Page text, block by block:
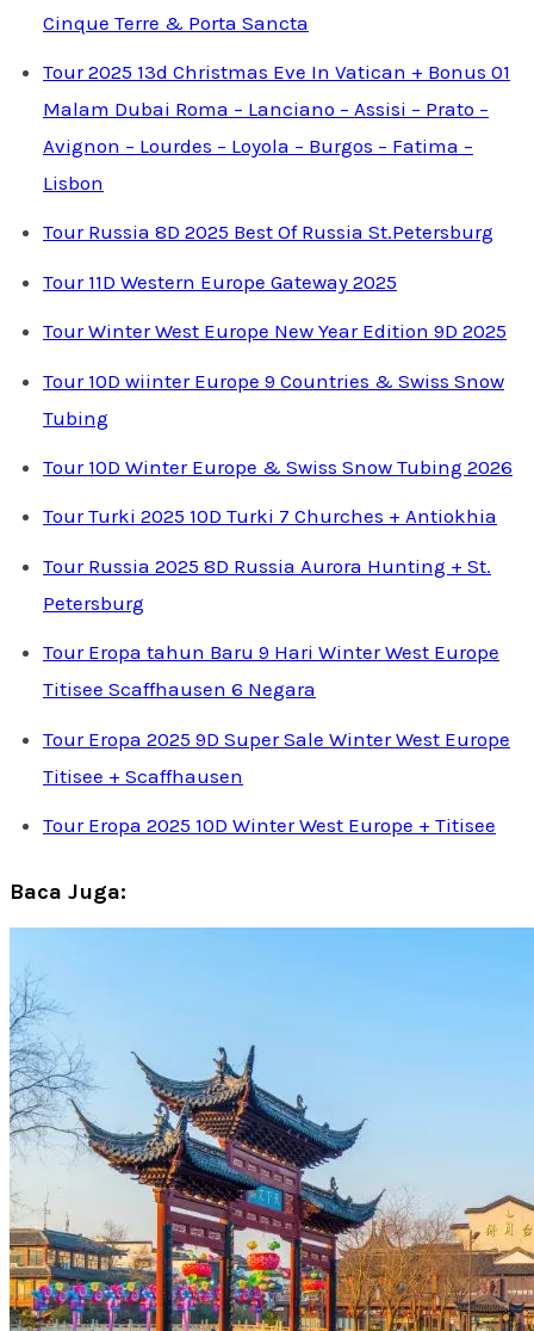
Cinque Terre & Porta Sancta
Tour 2025 13d Christmas Eve In Vatican + Bonus 01
Malam Dubai Roma – Lanciano – Assisi – Prato –
Avignon – Lourdes – Loyola – Burgos – Fatima –
Lisbon
Tour Russia 8D 2025 Best Of Russia St.Petersburg
Tour 11D Western Europe Gateway 2025
Tour Winter West Europe New Year Edition 9D 2025
Tour 10D wiinter Europe 9 Countries & Swiss Snow
Tubing
Tour 10D Winter Europe & Swiss Snow Tubing 2026
Tour Turki 2025 10D Turki 7 Churches + Antiokhia
Tour Russia 2025 8D Russia Aurora Hunting + St.
Petersburg
Tour Eropa tahun Baru 9 Hari Winter West Europe
Titisee Scaffhausen 6 Negara
Tour Eropa 2025 9D Super Sale Winter West Europe
Titisee + Scaffhausen
Tour Eropa 2025 10D Winter West Europe + Titisee
Baca Juga: